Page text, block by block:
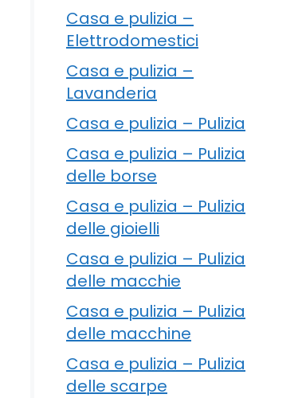
Casa e pulizia –
Elettrodomestici
Casa e pulizia –
Lavanderia
Casa e pulizia – Pulizia
Casa e pulizia – Pulizia
delle borse
Casa e pulizia – Pulizia
delle gioielli
Casa e pulizia – Pulizia
delle macchie
Casa e pulizia – Pulizia
delle macchine
Casa e pulizia – Pulizia
delle scarpe